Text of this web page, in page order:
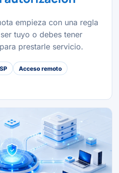
empieza con una regla
tuyo o debes tener
prestarle servicio.
Acceso remoto